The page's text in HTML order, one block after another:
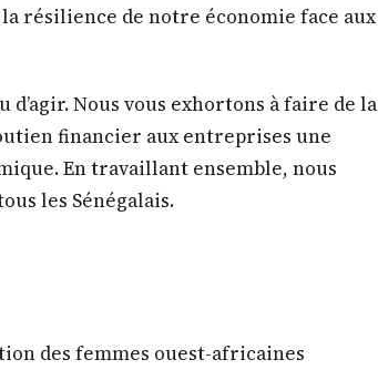
résilience de notre économie face aux
Nous vous exhortons à faire de la
financier aux entreprises une
En travaillant ensemble, nous
les Sénégalais.
des femmes ouest-africaines